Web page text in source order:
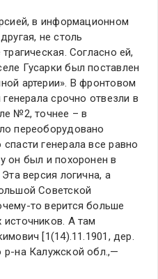
в информационном
не столь
Согласно ей,
Гусарки был поставлен
артерии». В фронтовом
срочно отвезли в
№2, точнее – в
переоборудовано
генерала все равно
он был и похоронен в
версия логична, а
Советской
то верится больше
источников. А там
[1(14).11.1901, дер.
р-на Калужской обл.,—